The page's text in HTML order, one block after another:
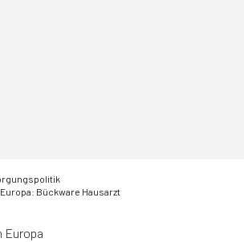
Bückware Hausarzt
Europa